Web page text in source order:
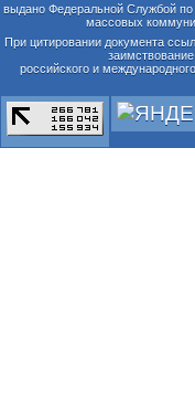
выдано Федеральной Службой по
массовых
При цитировании документа
российского и